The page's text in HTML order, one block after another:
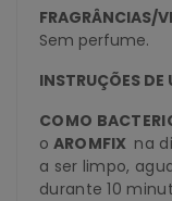
FRAGRÂNCIAS/
Sem perfume.
INSTRUÇÕES DE
COMO
o AROMFIX na
a ser limpo,
durante 10